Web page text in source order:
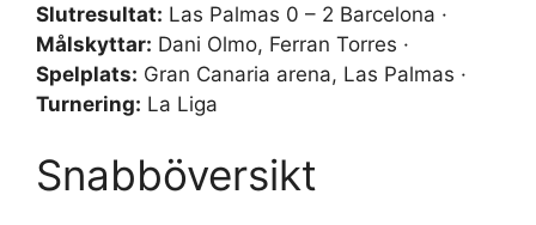
Slutresultat: Las Palmas 0 – 2 Barcelona ·
Målskyttar: Dani Olmo, Ferran Torres ·
Spelplats: Gran Canaria arena, Las Palmas ·
Turnering: La Liga
Snabböversikt